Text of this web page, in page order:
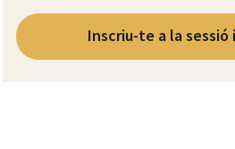
Inscriu-te a la